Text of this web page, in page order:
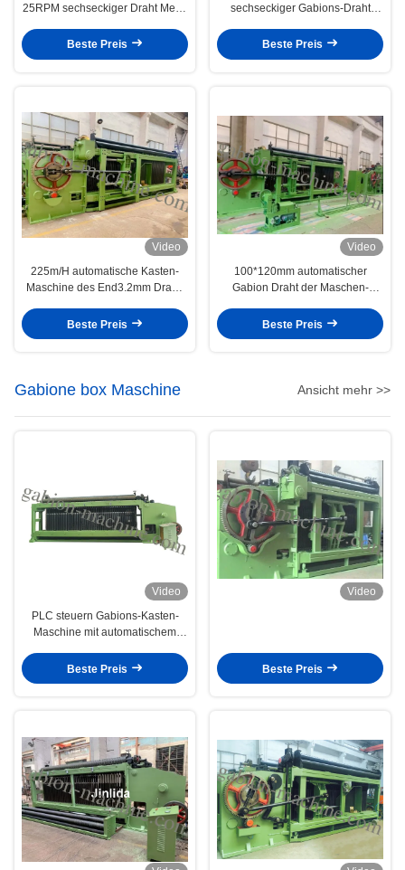
25RPM sechseckiger Draht Mesh
Beste Preis
sechseckiger Gabions-Draht
Beste Preis
Video
225m/H automatische Kasten-
Maschine des End3.2mm Draht-
Beste Preis
Video
100*120mm automatischer
Gabion Draht der Maschen-
Kasten, Matratze
Beste Preis
Gabione box Maschine Ansicht mehr >>
Video
PLC steuern Gabions-Kasten-
Maschine mit automatischem
Endsystem-/2.5mm.
Beste Preis
Video
Beste Preis